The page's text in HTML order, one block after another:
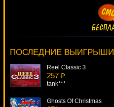
ПОСЛЕДНИЕ ВЫИГРЫШИ
tank***
Reel Classic 3
257 ₽
tank***
Ghosts Of Christmas